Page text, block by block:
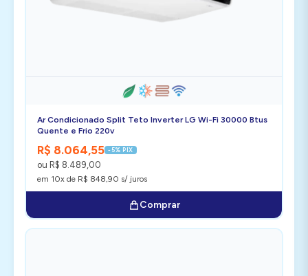
Ar Condicionado Split Teto Inverter LG Wi-Fi 30000 Btus
Quente e Frio 220v
R$ 8.064,55 -5% PIX
ou R$ 8.489,00
em 10x de R$ 848,90 s/ juros
Comprar